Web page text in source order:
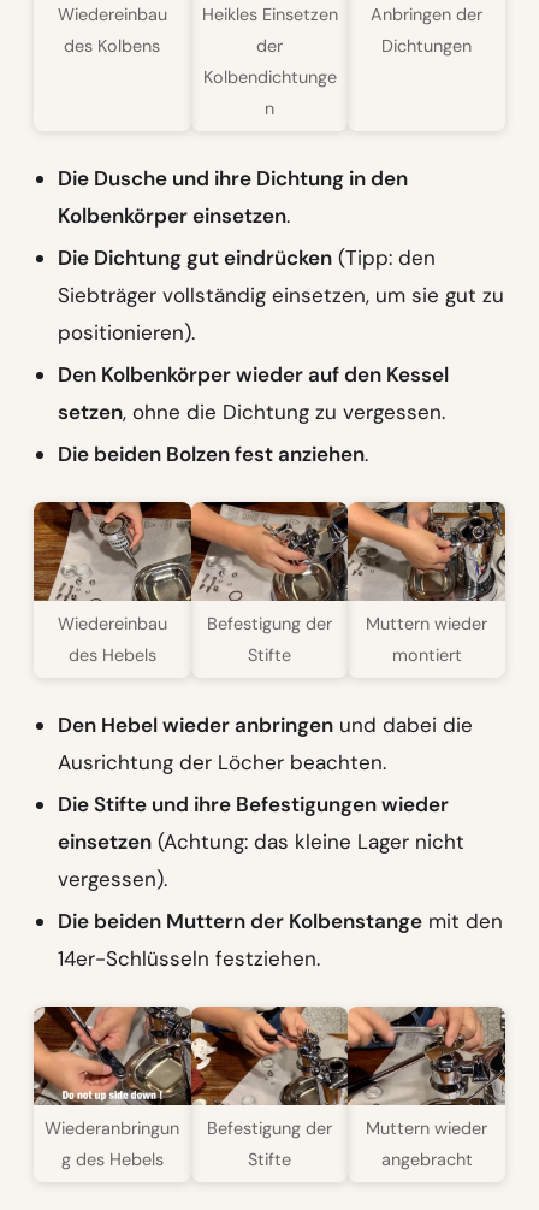
Wiedereinbau
des Kolbens
Heikles Einsetzen
der
Kolbendichtunge
n
Anbringen der
Dichtungen
Die Dusche und ihre Dichtung in den
Kolbenkörper einsetzen.
Die Dichtung gut eindrücken (Tipp: den
Siebträger vollständig einsetzen, um sie gut zu
positionieren).
Den Kolbenkörper wieder auf den Kessel
setzen, ohne die Dichtung zu vergessen.
Die beiden Bolzen fest anziehen.
Wiedereinbau
des Hebels
Befestigung der
Stifte
Muttern wieder
montiert
Den Hebel wieder anbringen und dabei die
Ausrichtung der Löcher beachten.
Die Stifte und ihre Befestigungen wieder
einsetzen (Achtung: das kleine Lager nicht
vergessen).
Die beiden Muttern der Kolbenstange mit den
14er-Schlüsseln festziehen.
Wiederanbringun
g des Hebels
Befestigung der
Stifte
Muttern wieder
angebracht